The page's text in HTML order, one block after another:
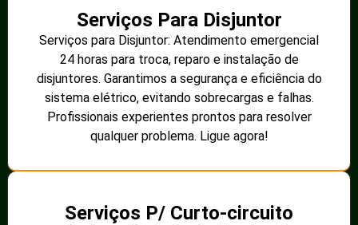
Serviços Para Disjuntor
Serviços para Disjuntor: Atendimento emergencial
24 horas para troca, reparo e instalação de
disjuntores. Garantimos a segurança e eficiência do
sistema elétrico, evitando sobrecargas e falhas.
Profissionais experientes prontos para resolver
qualquer problema. Ligue agora!
Serviços P/ Curto-circuito